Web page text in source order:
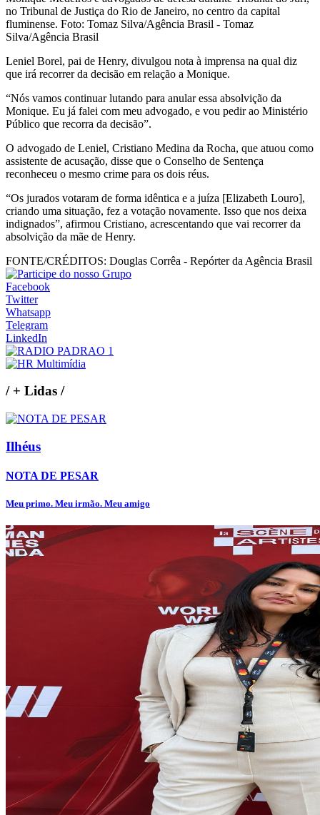
no Tribunal de Justiça do Rio de Janeiro, no centro da capital
fluminense. Foto: Tomaz Silva/Agência Brasil - Tomaz
Silva/Agência Brasil
Leniel Borel, pai de Henry, divulgou nota à imprensa na qual diz
que irá recorrer da decisão em relação a Monique.
“Nós vamos continuar lutando para anular essa absolvição da
Monique. Eu já falei com meu advogado, e vou pedir ao Ministério
Público que recorra da decisão”.
O advogado de Leniel, Cristiano Medina da Rocha, que atuou como
assistente de acusação, disse que o Conselho de Sentença
reconheceu o mesmo crime para os dois réus.
“Os jurados votaram de forma idêntica e a juíza [Elizabeth Louro],
criando uma situação, fez a votação novamente. Isso que nos deixa
indignados”, afirmou Cristiano, acrescentando que vai recorrer da
absolvição da mãe de Henry.
FONTE/CRÉDITOS: Douglas Corrêa - Repórter da Agência Brasil
Facebook
Twitter
Whatsapp
Telegram
LinkedIn
/+ Lidas /
Ilhéus
NOTA DE PESAR
Meu primo. Meu irmão. Meu amigo